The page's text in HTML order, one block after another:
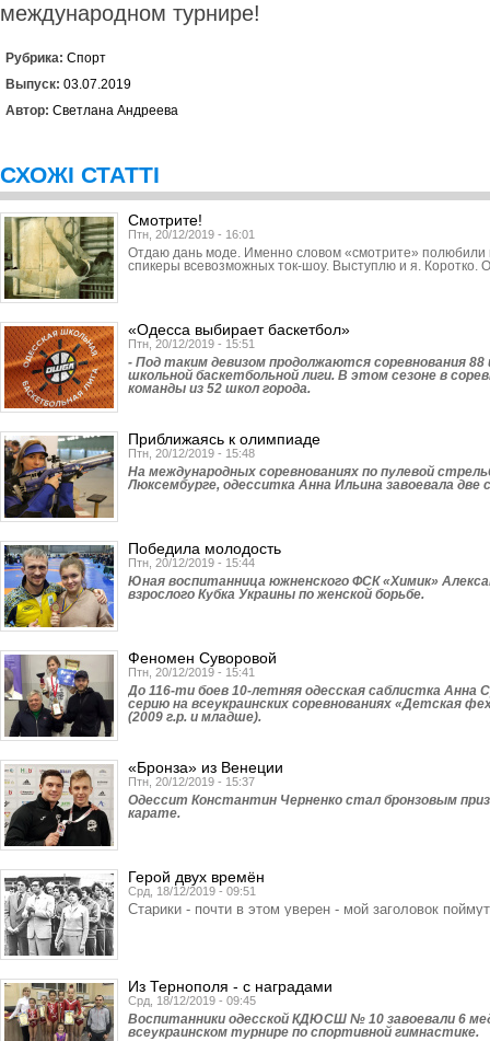
международном турнире!
Рубрика: Спорт
Выпуск: 03.07.2019
Автор: Светлана Андреева
СХОЖІ СТАТТІ
Смотрите!
Птн, 20/12/2019 - 16:01
Отдаю дань моде. Именно словом «смотрите» полюбили
спикеры всевозможных ток-шоу. Выступлю и я. Коротко.
«Одесса выбирает баскетбол»
Птн, 20/12/2019 - 15:51
- Под таким девизом продолжаются соревнования
школьной баскетбольной лиги. В этом сезоне в
команды из 52 школ города.
Приближаясь к олимпиаде
Птн, 20/12/2019 - 15:48
На международных соревнованиях по пулевой
Люксембурге, одесситка Анна Ильина завоевала две
Победила молодость
Птн, 20/12/2019 - 15:44
Юная воспитанница южненского ФСК «Химик»
взрослого Кубка Украины по женской борьбе.
Феномен Суворовой
Птн, 20/12/2019 - 15:41
До 116-ти боев 10-летняя одесская саблистка Анна
серию на всеукраинских соревнованиях «Детская
(2009 г.р. и младше).
«Бронза» из Венеции
Птн, 20/12/2019 - 15:37
Одессит Константин Черненко стал бронзовым
карате.
Герой двух времён
Срд, 18/12/2019 - 09:51
Старики - почти в этом уверен - мой заголовок
Из Тернополя - с наградами
Срд, 18/12/2019 - 09:45
Воспитанники одесской КДЮСШ № 10 завоевали 6
всеукраинском турнире по спортивной гимнастике.